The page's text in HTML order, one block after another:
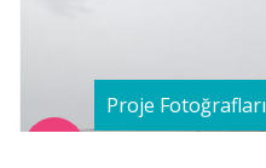
Proje Fotoğrafları